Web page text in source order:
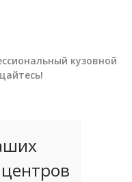
кузовной